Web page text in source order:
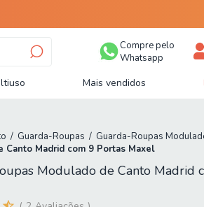
Compre pelo
Whatsapp
Mais vendidos
/ Guarda-Roupas / Guarda-Roupas
Canto Madrid com 9 Portas Maxel
Modulado de Canto Madrid